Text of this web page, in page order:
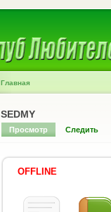
Главная
SEDMY
Просмотр Следить
OFFLINE